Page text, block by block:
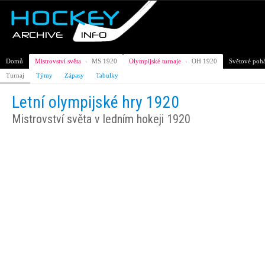
Domů Mistrovství světa › MS 1920 Olympijské turnaje › OH 1920
Světové
Turnaj
Týmy Zápasy Tabulky
Letní olympijské hry 1920
Mistrovství světa v ledním hokeji 1920